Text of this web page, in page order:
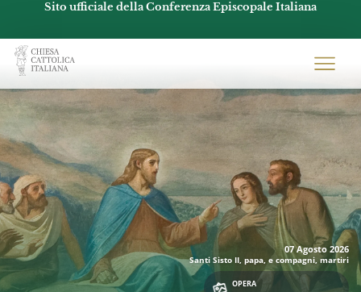
Sito ufficiale della Conferenza Episcopale Italiana
Chiesacattolica.it
07 Agosto 2026
Santi Sisto II, papa, e compagni, martiri
OPERA